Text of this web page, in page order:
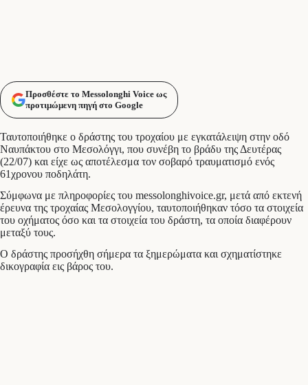
Προσθέστε το Messolonghi Voice ως
προτιμώμενη πηγή στο Google
Ταυτοποιήθηκε ο δράστης του τροχαίου με εγκατάλειψη στην οδό
Ναυπάκτου στο Μεσολόγγι, που συνέβη το βράδυ της Δευτέρας
(22/07) και είχε ως αποτέλεσμα τον σοβαρό τραυματισμό ενός
61χρονου ποδηλάτη.
Σύμφωνα με πληροφορίες του messolonghivoice.gr, μετά από εκτενή
έρευνα της τροχαίας Μεσολογγίου, ταυτοποιήθηκαν τόσο τα στοιχεία
του οχήματος όσο και τα στοιχεία του δράστη, τα οποία διαφέρουν
μεταξύ τους.
Ο δράστης προσήχθη σήμερα τα ξημερώματα και σχηματίστηκε
δικογραφία εις βάρος του.